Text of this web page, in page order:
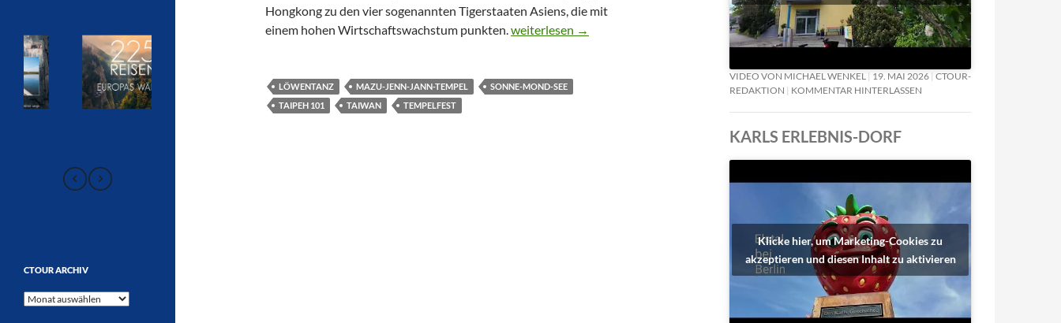
Hongkong zu den vier sogenannten Tigerstaaten Asiens, die mit
einem hohen Wirtschaftswachstum punkten.CTOUR-MEDIENTREFF: Taiwan – High-Tech-Tiger und Asiens Muster-Demokratie
weiterlesen →
LÖWENTANZ MAZU-JENN-JANN-TEMPEL
SONNE-MOND-SEE
TAIPEH 101
TAIWAN TEMPELFEST
VIDEO VON MICHAEL WENKEL 19. MAI 2026 CTOUR-
REDAKTION
KOMMENTAR HINTERLASSEN
KARLS ERLEBNIS-DORF
Klicke hier, um Marketing-Cookies zu
akzeptieren und diesen Inhalt zu aktivieren
CTOUR ARCHIV
CTOUR